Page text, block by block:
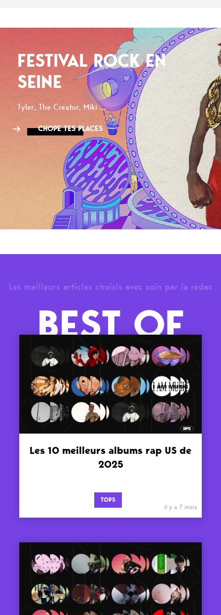
FESTIVAL ROCK EN
SEINE
Tyler, The Creator, Miki ...
CHOPE TES PLACES
Les meilleurs articles choisis avec soin par la rédac
BEST OF
Les 10 meilleurs albums rap US de
2025
TOPS
il y a 7 mois